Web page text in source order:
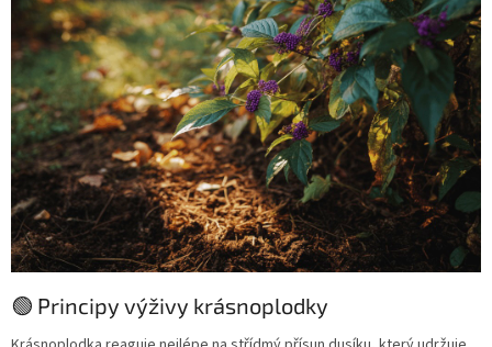
🟢 Principy výživy krásnoplodky